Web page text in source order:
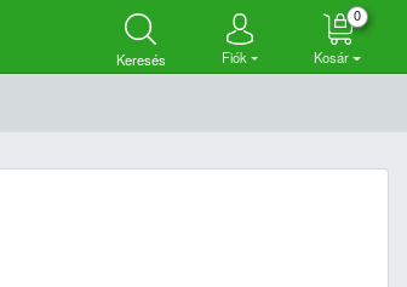
Keresés Fiók Kosár
0